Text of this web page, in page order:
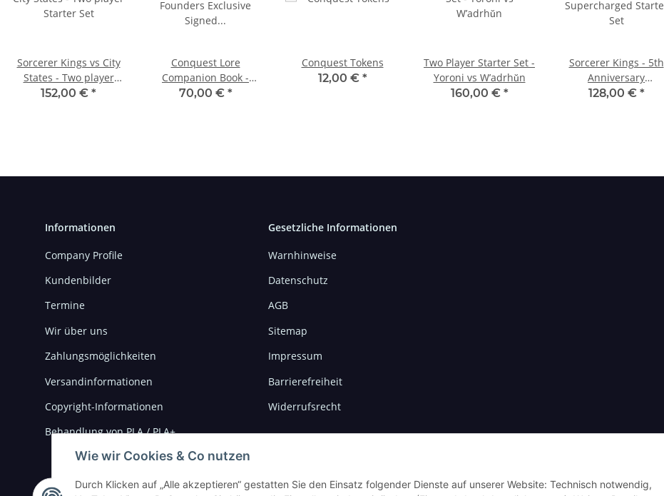
Sorcerer Kings vs City
States - Two player
Starter Set
152,00 € *
Conquest Lore
Companion Book -
Founder's Exclusive
70,00 € *
Conquest Tokens
12,00 € *
Two Player Starter Set -
Yoroni vs W’adrhŭn
160,00 € *
Sorcerer Kings - 5th
Anniversary
Supercharged Starter
128,00 € *
Informationen
Company Profile
Kundenbilder
Termine
Wir über uns
Zahlungsmöglichkeiten
Versandinformationen
Copyright-Informationen
Behandlung von PLA / PLA+
Gesetzliche Informationen
Warnhinweise
Datenschutz
AGB
Sitemap
Impressum
Barrierefreiheit
Widerrufsrecht
Wie wir Cookies & Co nutzen
Durch Klicken auf „Alle akzeptieren“ gestatten Sie den Einsatz folgender Dienste auf unserer Website: Technisch notwendig,